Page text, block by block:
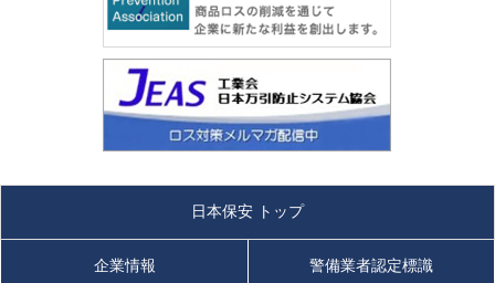
日本保安 トップ
企業情報 警備業者認定標識